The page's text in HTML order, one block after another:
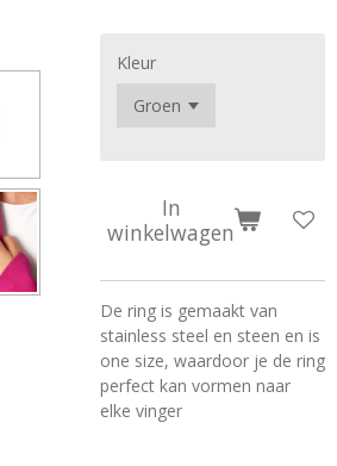
Kleur
In
winkelwagen
De ring is gemaakt van
stainless steel en steen en is
one size, waardoor je de ring
perfect kan vormen naar
elke vinger